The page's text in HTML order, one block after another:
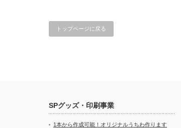
トップページに戻る
SPグッズ・印刷事業
1本から作成可能！オリジナルうちわ作ります